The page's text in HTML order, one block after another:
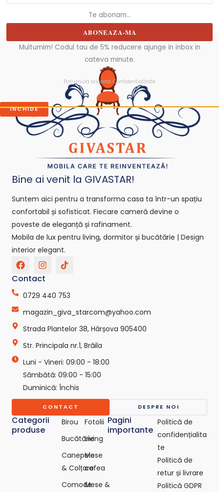
Bine ai venit la GIVASTAR!
Suntem aici pentru a transforma casa ta într-un spațiu
confortabil și sofisticat. Fiecare cameră devine o
poveste de eleganță și rafinament.
Mobila de lux pentru living, dormitor și bucătărie | Design
interior elegant.
F
a
c
b
o
I
n
s
a
r
m
T
i
o
-
v
r
e
p
o
-
c
o
m
Categorii
produse
Birou
Bucătărie
Canepele
& Colțare
Comode
Fotolii
Living
Mese
cafea
Mese &
Pagini
importante
Politică de
confidențialita
te
Politică de
retur și livrare
Politică GDPR
Contact
0729 440 753
magazin_giva_starcom@yahoo.com
Strada Plantelor 38, Hârșova 905400
Str. Principala nr.1, Brăila
Luni - Vineri: 09:00 - 18:00
Sâmbătă: 09:00 - 15:00
Duminică: Închis
CONTACT DESPRE NOI
Te abonam...
ABONEAZA-MA
Multumim! Codul tau de 5% reducere ajunge in inbox in
cateva minute.
Poti anula oricand. Confidentialitate
INCHIDE